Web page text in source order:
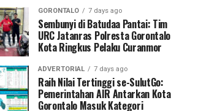
GORONTALO 7 days ago
Sembunyi di Batudaa Pantai: Tim
URC Jatanras Polresta Gorontalo
Kota Ringkus Pelaku Curanmor
ADVERTORIAL 7 days ago
Raih Nilai Tertinggi se-SulutGo:
Pemerintahan AIR Antarkan Kota
Gorontalo Masuk Kategori